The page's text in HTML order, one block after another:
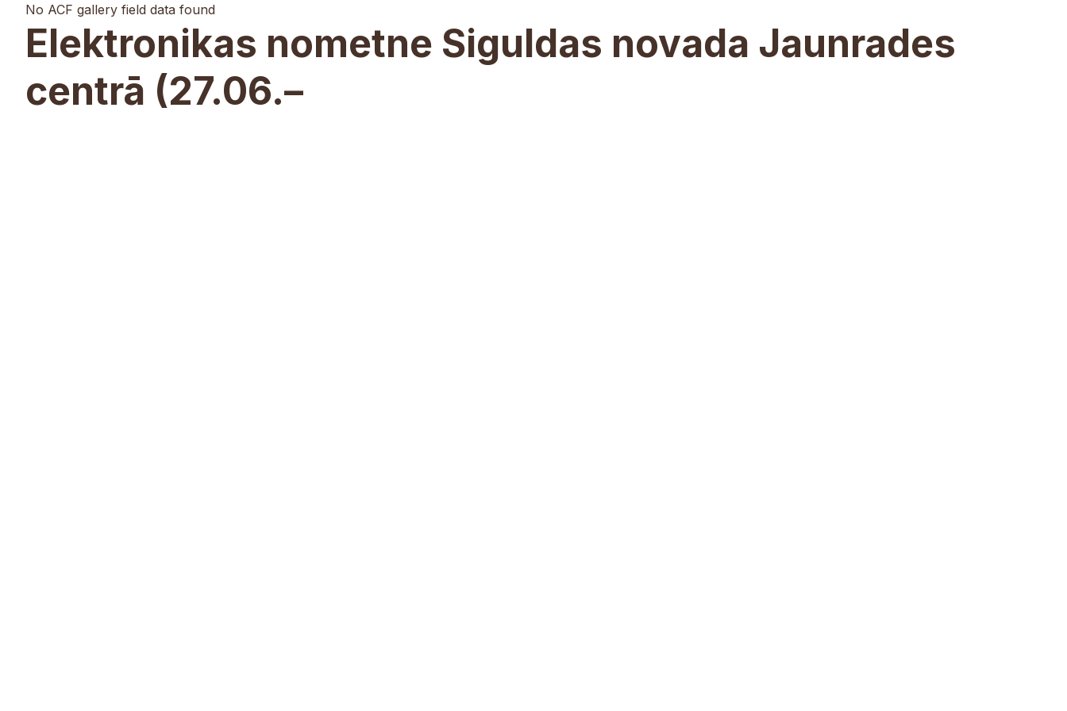
No ACF gallery field data found
Elektronikas nometne Siguldas novada Jaunrades
centrā (27.06.–